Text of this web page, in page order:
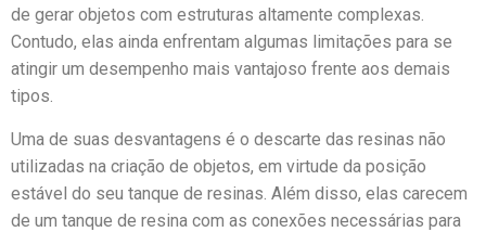
de gerar objetos com estruturas altamente complexas.
Contudo, elas ainda enfrentam algumas limitações para se
atingir um desempenho mais vantajoso frente aos demais
tipos.
Uma de suas desvantagens é o descarte das resinas não
utilizadas na criação de objetos, em virtude da posição
estável do seu tanque de resinas. Além disso, elas carecem
de um tanque de resina com as conexões necessárias para